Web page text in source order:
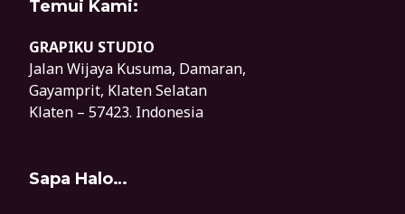
Temui Kami:
GRAPIKU STUDIO
Jalan Wijaya Kusuma, Damaran,
Gayamprit, Klaten Selatan
Klaten – 57423. Indonesia
Sapa Halo…